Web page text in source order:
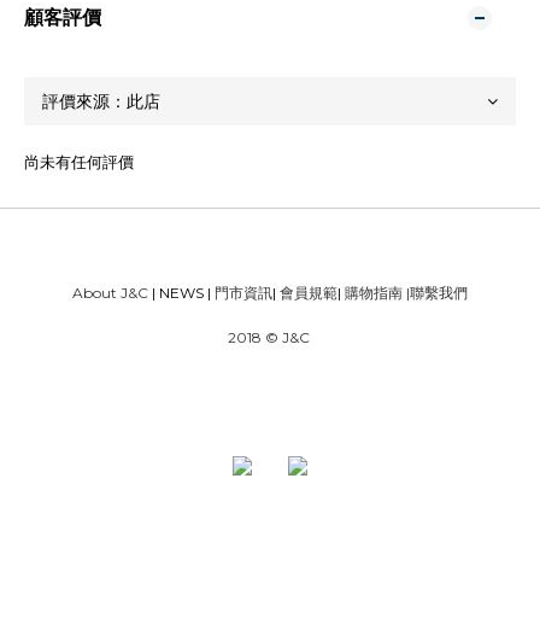
顧客評價
尚未有任何評價
About J&C | NEWS | 門市資訊| 會員規範| 購物指南 |聯繫我們
2018 © J&C